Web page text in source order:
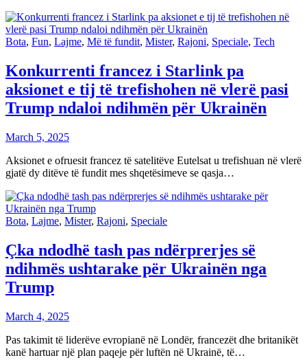
Bota, Fun, Lajme, Më të fundit, Mister, Rajoni, Speciale, Tech
Konkurrenti francez i Starlink pa
aksionet e tij të trefishohen në vlerë pasi
Trump ndaloi ndihmën për Ukrainën
March 5, 2025
Aksionet e ofruesit francez të satelitëve Eutelsat u trefishuan në vlerë
gjatë dy ditëve të fundit mes shqetësimeve se qasja…
Bota, Lajme, Mister, Rajoni, Speciale
Çka ndodhë tash pas ndërprerjes së
ndihmës ushtarake për Ukrainën nga
Trump
March 4, 2025
Pas takimit të liderëve evropianë në Londër, francezët dhe britanikët
kanë hartuar një plan paqeje për luftën në Ukrainë, të…